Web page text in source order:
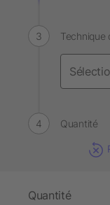
Technique
Quantité
Quantité